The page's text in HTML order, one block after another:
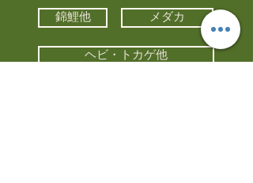
錦鯉他 メダカ
ヘビ・トカゲ他